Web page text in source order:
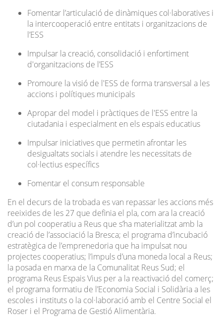
Fomentar l’articulació de dinàmiques col·laboratives i
la intercooperació entre entitats i organitzacions de
l’ESS
Impulsar la creació, consolidació i enfortiment
d'organitzacions de l’ESS
Promoure la visió de l'ESS de forma transversal a les
accions i polítiques municipals
Apropar del model i pràctiques de l'ESS entre la
ciutadania i especialment en els espais educatius
Impulsar iniciatives que permetin afrontar les
desigualtats socials i atendre les necessitats de
col·lectius específics
Fomentar el consum responsable
En el decurs de la trobada es van repassar les accions més
reeixides de les 27 que definia el pla, com ara la creació
d’un pol cooperatiu a Reus que s’ha materialitzat amb la
creació de l’associació la Bresca; el programa d’incubació
estratègica de l’emprenedoria que ha impulsat nou
projectes cooperatius; l’impuls d’una moneda local a Reus;
la posada en marxa de la Comunalitat Reus Sud; el
programa Reus Espais Vius per a la reactivació del comerç;
el programa formatiu de l’Economia Social i Solidària a les
escoles i instituts o la col·laboració amb el Centre Social el
Roser i el Programa de Gestió Alimentària.